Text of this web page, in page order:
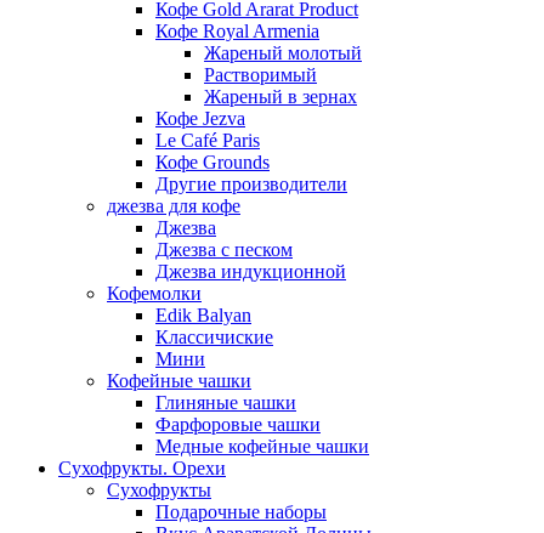
Кофе Gold Ararat Product
Кофе Royal Armenia
Жареный молотый
Растворимый
Жареный в зернах
Кофе Jezva
Le Café Paris
Кофе Grounds
Другие производители
джезва для кофе
Джезва
Джезва с песком
Джезва индукционной
Кофемолки
Edik Balyan
Классичиские
Мини
Кофейные чашки
Глиняные чашки
Фарфоровые чашки
Медные кофейные чашки
Сухофрукты. Орехи
Сухофрукты
Подарочные наборы